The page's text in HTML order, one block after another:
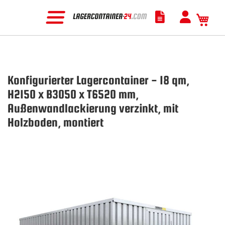
Konfigurierter Lagercontainer - 18 qm,
H2150 x B3050 x T6520 mm,
Außenwandlackierung verzinkt, mit
Holzboden, montiert